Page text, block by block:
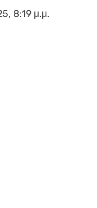
8:19 μ.μ.